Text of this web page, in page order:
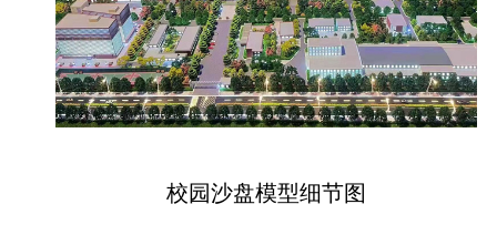
校园沙盘模型细节图